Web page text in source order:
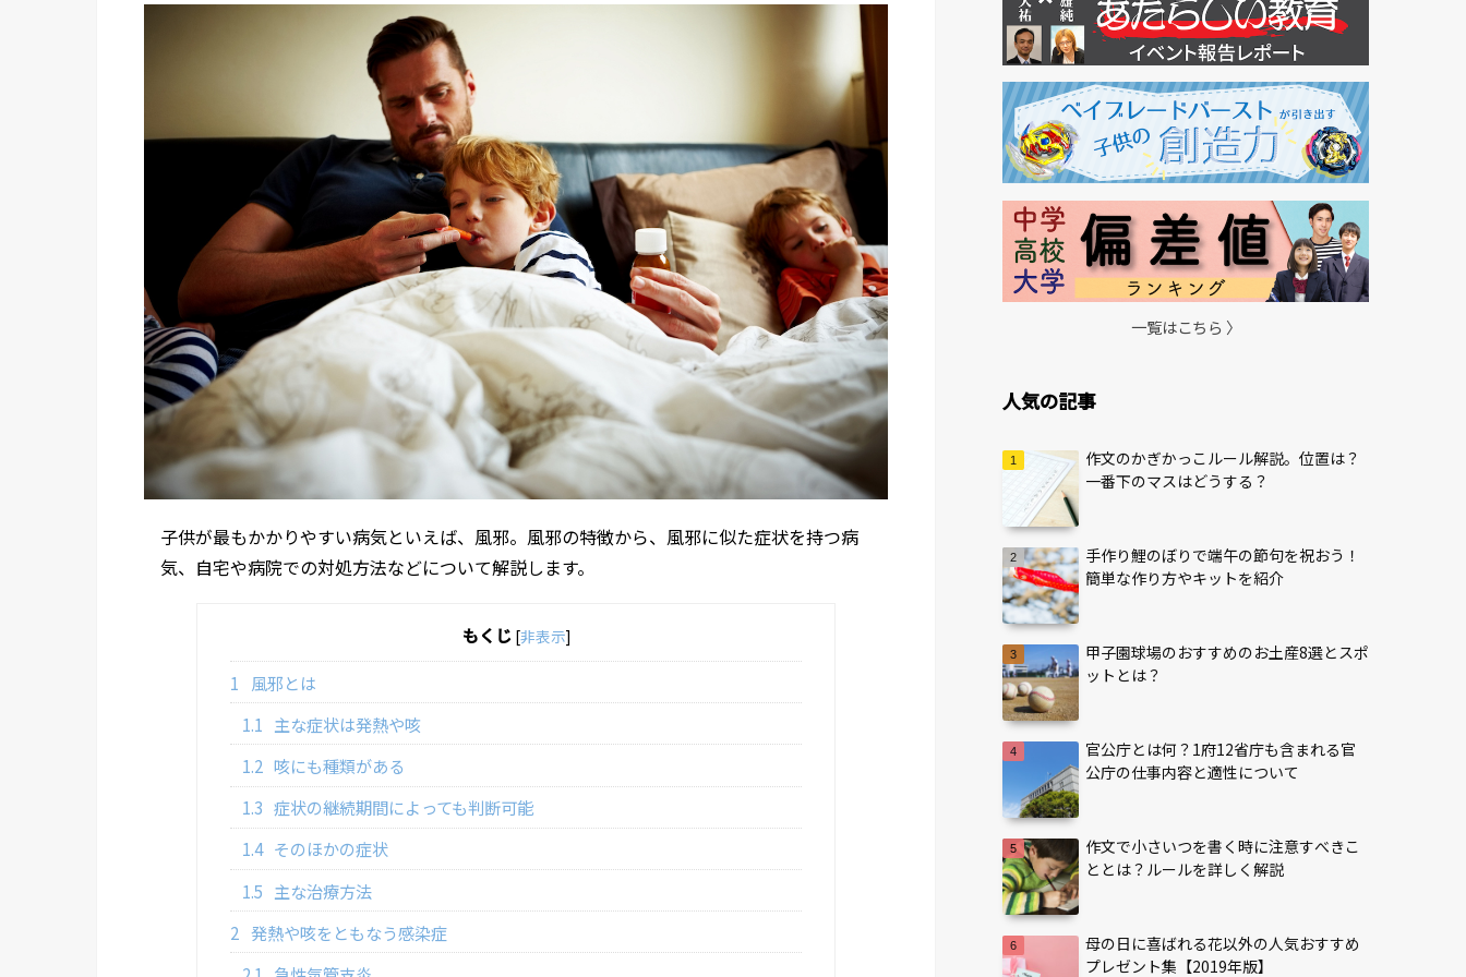
子供が最もかかりやすい病気といえば、風邪。風邪の特徴から、風邪に似た症状を持つ病
気、自宅や病院での対処方法などについて解説します。
もくじ [非表示]
1 風邪とは
1.1 主な症状は発熱や咳
1.2 咳にも種類がある
1.3 症状の継続期間によっても判断可能
1.4 そのほかの症状
1.5 主な治療方法
2 発熱や咳をともなう感染症
一覧はこちら 〉
人気の記事
作文のかぎかっこルール解説。位置は？
一番下のマスはどうする？
手作り鯉のぼりで端午の節句を祝おう！
簡単な作り方やキットを紹介
甲子園球場のおすすめのお土産8選とスポ
ットとは？
官公庁とは何？1府12省庁も含まれる官
公庁の仕事内容と適性について
作文で小さいつを書く時に注意すべきこ
ととは？ルールを詳しく解説
母の日に喜ばれる花以外の人気おすすめ
プレゼント集【2019年版】